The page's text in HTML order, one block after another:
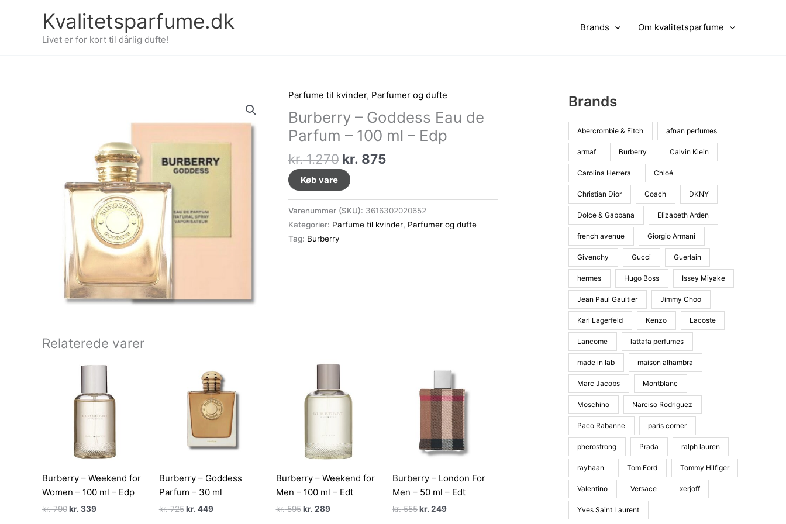
Kvalitetsparfume.dk
Livet er for kort til dårlig dufte!
Brands Om kvalitetsparfume
Parfume til kvinder, Parfumer og dufte
Burberry – Goddess Eau de
Parfum – 100 ml – Edp
kr.1.270 Den
oprindelige
pris
var:
kr. 1.270.
kr. 875Den
er:
kr. 875.
Køb vare
Varenummer (SKU): 3616302020652
Kategorier: Parfume til kvinder, Parfumer og dufte
Tag: Burberry
Relaterede varer
Burberry – Weekend for
Women – 100 ml – Edp
kr.790Den
kr. 339Den
Burberry – Goddess
Parfum – 30 ml
kr.725 Den
kr. 449Den
Burberry – Weekend for
Men – 100 ml – Edt
kr.595 Den
kr. 289Den
Burberry – London For
Men – 50 ml – Edt
kr.555Den
kr. 249Den
Brands
Abercrombie & Fitch afnan perfumes
armaf Burberry Calvin Klein
Carolina Herrera Chloé
Christian Dior Coach DKNY
Dolce & Gabbana Elizabeth Arden
french avenue Giorgio Armani
Givenchy Gucci Guerlain
hermes Hugo Boss Issey Miyake
Jean Paul Gaultier Jimmy Choo
Karl Lagerfeld Kenzo Lacoste
Lancome lattafa perfumes
made in lab maison alhambra
Marc Jacobs Montblanc
Moschino Narciso Rodriguez
Paco Rabanne paris corner
pherostrong Prada ralph lauren
rayhaan Tom Ford Tommy Hilfiger
Valentino Versace xerjoff
Yves Saint Laurent